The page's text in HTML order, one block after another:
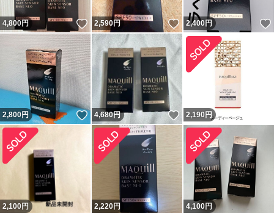
4,800円 いいね！
2,590円 いいね！
2,400円
2,800円 いいね！
4,680円 いいね！
2,190 円
2,100円 2,220円 4,100円